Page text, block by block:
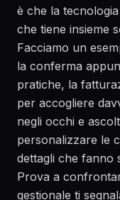
è che la
che tiene insieme
Facciamo un
la conferma
pratiche, la
per accogliere
negli occhi e
personalizzare le
dettagli che fanno
Prova a
gestionale ti